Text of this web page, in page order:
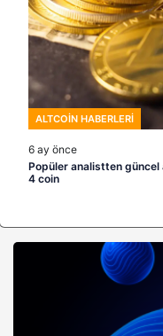
ALTCOIN HABERLERI
6 ay önce
Popüler analistten
4 coin